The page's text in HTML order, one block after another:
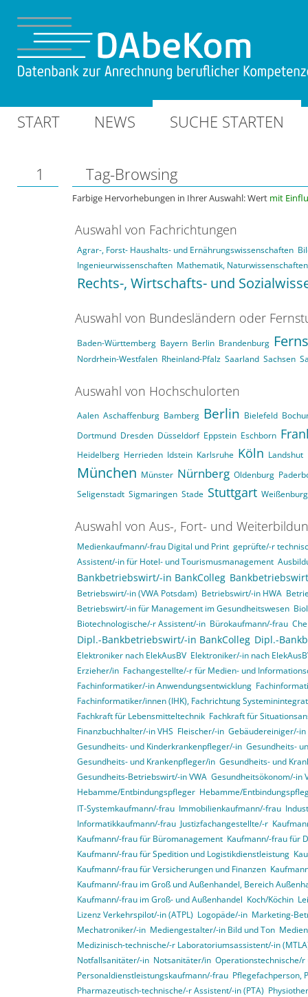
START NEWS SUCHE STARTEN
1 Tag-Browsing
Farbige Hervorhebungen in Ihrer Auswahl: Wert mit
Auswahl von Fachrichtungen
Agrar-, Forst- Haushalts- und Ernährungswissenschaften
Ingenieurwissenschaften Mathematik, Naturwissenschaften
Rechts-, Wirtschafts- und
Auswahl von Bundesländern oder
Baden-Württemberg Bayern Berlin Brandenburg
Nordrhein-Westfalen Rheinland-Pfalz Saarland Sachsen
Auswahl von Hochschulorten
Aalen Aschaffenburg Bamberg Berlin Bielefeld
Dortmund Dresden Düsseldorf Eppstein Eschborn
Heidelberg Herrieden Idstein Karlsruhe Köln Landshut
München Münster Nürnberg Oldenburg
Seligenstadt Sigmaringen Stade Stuttgart Weißenburg
Auswahl von Aus-, Fort- und
Medienkaufmann/-frau Digital und Print geprüfte/-r
Assistent/-in für Hotel- und Tourismusmanagement
Bankbetriebswirt/-in BankColleg
Betriebswirt/-in (VWA Potsdam) Betriebswirt/-in HWA
Betriebswirt/-in für Management im Gesundheitswesen
Biotechnologische/-r Assistent/-in Bürokaufmann/-frau
Dipl.-Bankbetriebswirt/-in BankColleg Dipl.-
Elektroniker nach ElekAusBV Elektroniker/-in nach
Erzieher/in Fachangestellte/-r für Medien- und
Fachinformatiker/-in Anwendungsentwicklung
Fachinformatiker/innen (IHK), Fachrichtung
Fachkraft für Lebensmitteltechnik Fachkraft für
Finanzbuchhalter/-in VHS Fleischer/-in Gebäudereiniger/-in
Gesundheits- und Kinderkrankenpfleger/-in Gesundheits-
Gesundheits- und Krankenpfleger/in Gesundheits- und
Gesundheits-Betriebswirt/-in VWA Gesundheitsökonom/-in
Hebamme/Entbindungspfleger Hebamme/
IT-Systemkaufmann/-frau Immobilienkaufmann/-frau
Informatikkaufmann/-frau Justizfachangestellte/-r
Kaufmann/-frau für Büromanagement Kaufmann/-frau für
Kaufmann/-frau für Spedition und Logistikdienstleistung
Kaufmann/-frau für Versicherungen und Finanzen
Kaufmann/-frau im Groß und Außenhandel, Bereich
Kaufmann/-frau im Groß- und Außenhandel Koch/Köchin
Lizenz Verkehrspilot/-in (ATPL) Logopäde/-in Marketing-
Mechatroniker/-in Mediengestalter/-in Bild und Ton
Medizinisch-technische/-r Laboratoriumsassistent/-in
Notfallsanitäter/-in Notsanitäter/in Operationstechnische/
Personaldienstleistungskaufmann/-frau Pflegefachperson,
Pharmazeutisch-technische/-r Assistent/-in (PTA)